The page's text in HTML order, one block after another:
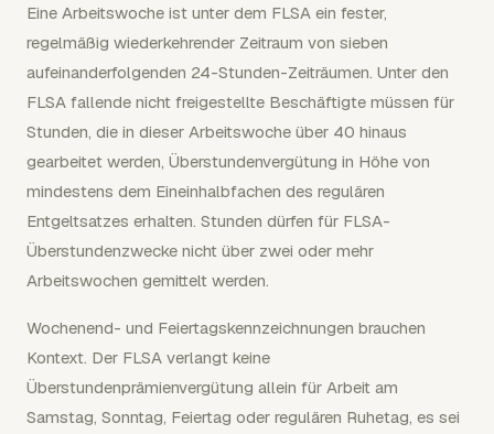
Eine Arbeitswoche ist unter dem FLSA ein fester,
regelmäßig wiederkehrender Zeitraum von sieben
aufeinanderfolgenden 24-Stunden-Zeiträumen. Unter den
FLSA fallende nicht freigestellte Beschäftigte müssen für
Stunden, die in dieser Arbeitswoche über 40 hinaus
gearbeitet werden, Überstundenvergütung in Höhe von
mindestens dem Eineinhalbfachen des regulären
Entgeltsatzes erhalten. Stunden dürfen für FLSA-
Überstundenzwecke nicht über zwei oder mehr
Arbeitswochen gemittelt werden.
Wochenend- und Feiertagskennzeichnungen brauchen
Kontext. Der FLSA verlangt keine
Überstundenprämienvergütung allein für Arbeit am
Samstag, Sonntag, Feiertag oder regulären Ruhetag, es sei